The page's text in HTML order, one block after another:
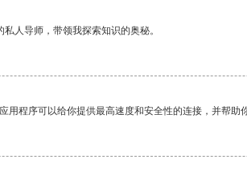
人导师，带领我探索知识的奥秘。
用程序可以给你提供最高速度和安全性的连接，并帮助